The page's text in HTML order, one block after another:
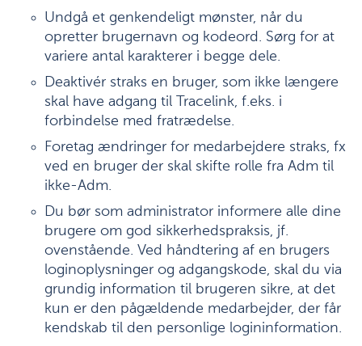
Undgå et genkendeligt mønster, når du
opretter brugernavn og kodeord. Sørg for at
variere antal karakterer i begge dele.
Deaktivér straks en bruger, som ikke længere
skal have adgang til Tracelink, f.eks. i
forbindelse med fratrædelse.
Foretag ændringer for medarbejdere straks, fx
ved en bruger der skal skifte rolle fra Adm til
ikke-Adm.
Du bør som administrator informere alle dine
brugere om god sikkerhedspraksis, jf.
ovenstående. Ved håndtering af en brugers
loginoplysninger og adgangskode, skal du via
grundig information til brugeren sikre, at det
kun er den pågældende medarbejder, der får
kendskab til den personlige logininformation.